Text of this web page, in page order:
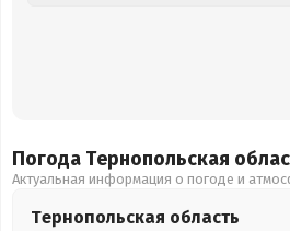
Погода Тернопольская
Актуальная информация о погоде и
Тернопольская область